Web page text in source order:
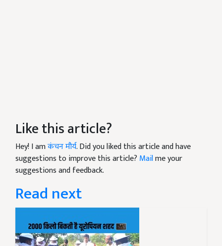
Like this article?
Hey! I amकंचन मौर्य. Did you liked this article and have
suggestions to improve this article? Mailme your
suggestions and feedback.
Read next